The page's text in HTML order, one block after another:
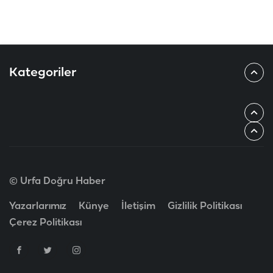
Kategoriler
© Urfa Doğru Haber
Yazarlarımız Künye İletişim
Gizlilik Politikası
Çerez Politikası